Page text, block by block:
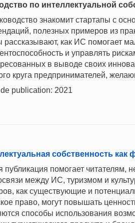
по интеллектуальной
знакомит стартапы с
полезных примеров из
рассказывают, как ИС помогает
и управлять
в выводе своих
круга предпринимателей,
publication: 2021
собственность как
публикация помогает
между ИС, туризмом и
как существующие и
право, могут повышать
способы использования